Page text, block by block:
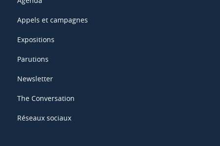
Appels et campagnes
Expositions
Parutions
Newsletter
The Conversation
Réseaux sociaux